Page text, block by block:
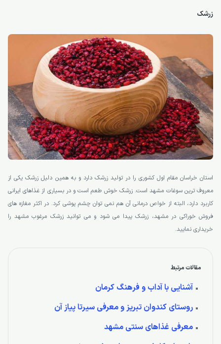
زرشک
استان خراسان مقام اول کشوری را در تولید زرشک دارد و به همین دلیل زرشک یکی از
معروف ترین سوغات مشهد است. زرشک خوش طعم است و در بسیاری از غذاهای ایرانی
کاربرد دارد، البته از خواص درمانی آن هم نمی توان چشم پوشی کرد. در اکثر مغازه های
فروش خوراکی در مشهد، زرشک پیدا می شود و می توانید زرشک مرغوب مشهد را
خریداری نمایید.
مقالات مرتبط
آشنایی با آداب و فرهنگ کرمان
روستای کندوان تبریز و معرفی سیرتا پیاز آن
معرفی غذاهای سنتی مشهد